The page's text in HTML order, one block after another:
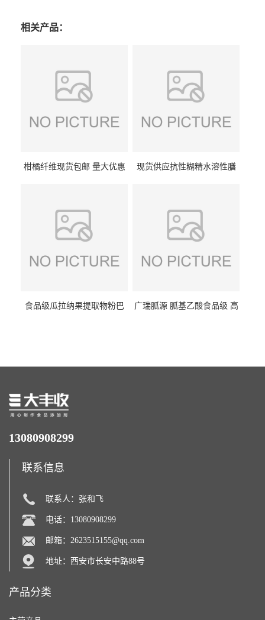
相关产品：
柑橘纤维现货包邮 量大优惠
现货供应抗性糊精水溶性膳
食品级瓜拉纳果提取物粉巴
广瑞胍源 胍基乙酸食品级 高
13080908299
联系信息
联系人：张和飞
电话：13080908299
邮箱： 2623515155@qq.com
地址：西安市长安中路88号
产品分类